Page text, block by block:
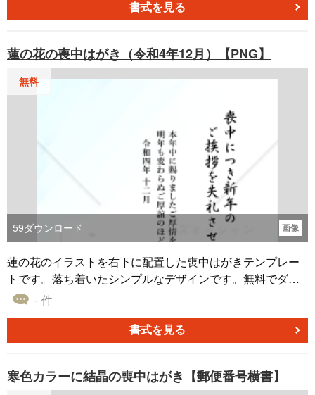
書式を見る
蓮の花の喪中はがき（令和4年12月）【PNG】
無料
59ダウンロード 画像
蓮の花のイラストを右下に配置した喪中はがきテンプレー
トです。落ち着いたシンプルなデザインです。無料でダウ
ンロード可能です。
- 件
書式を見る
寒色カラーに結晶の喪中はがき【郵便番号横書】